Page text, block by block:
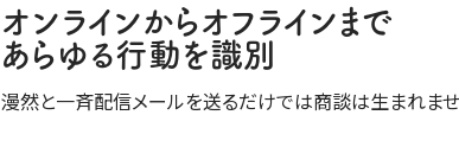
オンラインからオフラインまで
あらゆる行動を識別
漫然と一斉配信メールを送るだけでは商談は生まれませ